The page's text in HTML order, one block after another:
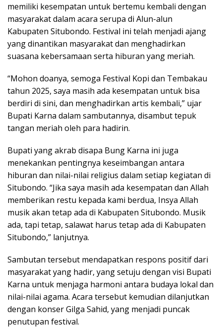
memiliki kesempatan untuk bertemu kembali dengan
masyarakat dalam acara serupa di Alun-alun
Kabupaten Situbondo. Festival ini telah menjadi ajang
yang dinantikan masyarakat dan menghadirkan
suasana kebersamaan serta hiburan yang meriah.
“Mohon doanya, semoga Festival Kopi dan Tembakau
tahun 2025, saya masih ada kesempatan untuk bisa
berdiri di sini, dan menghadirkan artis kembali,” ujar
Bupati Karna dalam sambutannya, disambut tepuk
tangan meriah oleh para hadirin.
Bupati yang akrab disapa Bung Karna ini juga
menekankan pentingnya keseimbangan antara
hiburan dan nilai-nilai religius dalam setiap kegiatan di
Situbondo. “Jika saya masih ada kesempatan dan Allah
memberikan restu kepada kami berdua, Insya Allah
musik akan tetap ada di Kabupaten Situbondo. Musik
ada, tapi tetap, salawat harus tetap ada di Kabupaten
Situbondo,” lanjutnya.
Sambutan tersebut mendapatkan respons positif dari
masyarakat yang hadir, yang setuju dengan visi Bupati
Karna untuk menjaga harmoni antara budaya lokal dan
nilai-nilai agama. Acara tersebut kemudian dilanjutkan
dengan konser Gilga Sahid, yang menjadi puncak
penutupan festival.